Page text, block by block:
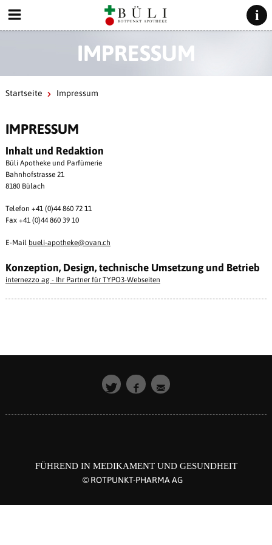
IMPRESSUM
Startseite Impressum
IMPRESSUM
Inhalt und Redaktion
Büli Apotheke und Parfümerie
Bahnhofstrasse 21
8180 Bülach
Telefon +41 (0)44 860 72 11
Fax +41 (0)44 860 39 10
E-Mail bueli-apotheke@ovan.ch
Konzeption, Design, technische Umsetzung und Betrieb
internezzo ag - Ihr Partner für TYPO3-Webseiten
FÜHREND IN MEDIKAMENT UND GESUNDHEIT
© ROTPUNKT-PHARMA AG